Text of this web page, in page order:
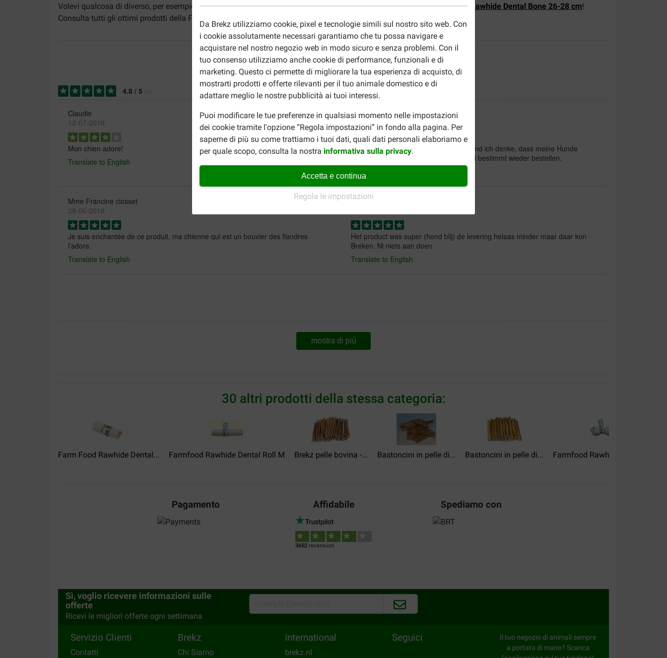
Da Brekz utilizziamo cookie, pixel e tecnologie simili sul nostro sito web. Con
i cookie assolutamente necessari garantiamo che tu possa navigare e
acquistare nel nostro negozio web in modo sicuro e senza problemi. Con il
tuo consenso utilizziamo anche cookie di performance, funzionali e di
marketing. Questo ci permette di migliorare la tua esperienza di acquisto, di
mostrarti prodotti e offerte rilevanti per il tuo animale domestico e di
adattare meglio le nostre pubblicità ai tuoi interessi.
Puoi modificare le tue preferenze in qualsiasi momento nelle impostazioni
dei cookie tramite l'opzione “Regola impostazioni” in fondo alla pagina. Per
saperne di più su come trattiamo i tuoi dati, quali dati personali elaboriamo e
per quale scopo, consulta la nostra informativa sulla privacy.
Accetta e continua
Regola le impostazioni
Volevi qualcosa di diverso, per esempio un osso composto da pelle essiccata naturale? Prova il fantasticoFarm Food Rawhide Dental Bone 26-28 cm!
Consulta tutti gli ottimi prodotti della Farm Food nella nostra sezione
4.8 / 5
Claudie
12-07-2019
Mon chien adore!
Translate to English
Edeltrud Sperl
25-10-2018
Das ist meine 2. Bestellung dieser Art und ich denke, dass meine Hunde
begeistert sind. Ich werde diesen Artikel bestimmt wieder bestellen.
Translate to English
Mme Francine closset
28-06-2018
Je suis enchantée de ce produit, ma chienne qui est un bouvier des flandres
l'adore.
Translate to English
Rubino
Het product was super (hond blij) de levering helaas minder maar daar kon
Breken. Nl niets aan doen
Translate to English
mostra di più
30 altri prodotti della stessa categoria:
Farm Food Rawhide Dental... Farmfood Rawhide Dental Roll M Brekz pelle bovina -... Bastoncini in pelle di... Bastoncini in pelle di... Farmfood Rawhide Dental...
Pagamento Affidabile
3652recensioni
Spediamo con
Sì, voglio ricevere informazioni sulle
offerte
Ricevi le migliori offerte ogni settimana
Servizio Clienti
Contatti
Brekz
Chi Siamo
International
brekz.nl
Seguici
Il tuo negozio di animali sempre
a portata di mano? Scarica